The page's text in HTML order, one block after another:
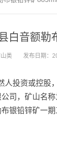
白音额勒
类 发布日期：
投资或控
司，矿山名
银铅锌矿一